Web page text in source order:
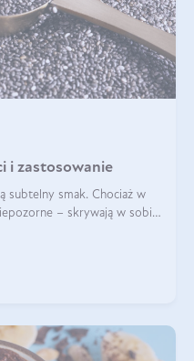
i zastosowanie
subtelny smak. Chociaż w
– skrywają w sobie